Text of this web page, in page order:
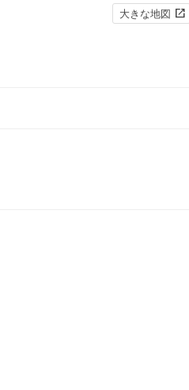
大きな地図